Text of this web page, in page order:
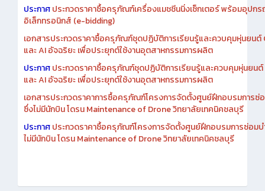
เอกสารประกวดราคาซื้อครุภัณฑ์เครื่องแมชชีนนิ่งเซ็กเตอร์ พร้อมอุปก
ประกาศประกวดราคาซื้อครุภัณฑ์เครื่องแมชชีนนิ่งเซ็กเตอร์ พร้อมอุปก
อิเล็กทรอนิกส์ (e-bidding)
เอกสารประกวดราคาซื้อครุภัณฑ์ชุดปฏิบัติการเรียนรู้และควบคุมหุ่นยน
และ AI อัจฉริยะ เพื่อประยุกต์ใช้งานอุตสาหกรรมการผลิต
ประกาศประกวดราคาซื้อครุภัณฑ์ชุดปฏิบัติการเรียนรู้และควบคุมหุ่นยน
และ AI อัจฉริยะ เพื่อประยุกต์ใช้งานอุตสาหกรรมการผลิต
เอกสารประกวดราคาการซื้อครุภัณฑ์โครงการจัดตั้งศูนย์ฝึกอบรมการซ่
ซึ่งไม่มีนักบิน โดรน Maintenance of Drone วิทยาลัยเทคนิคชลบุรี
ประกาศประกวดราคาซื้อครุภัณฑ์โครงการจัดตั้งศูนย์ฝึกอบรมการซ่อมบ